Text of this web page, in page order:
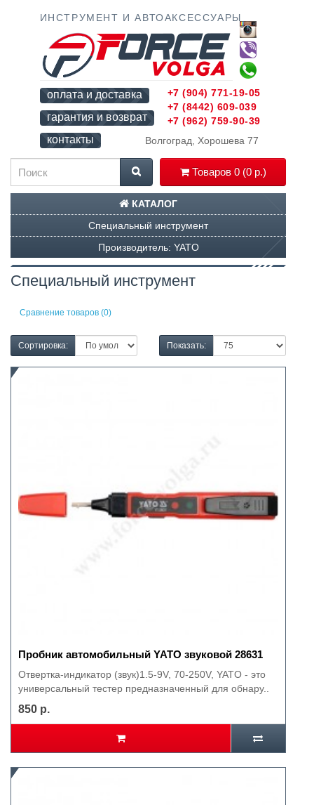
ИНСТРУМЕНТ И АВТОАКСЕССУАРЫ
оплата и доставка
гарантия и возврат
контакты
Волгоград, Хорошева 77
Товаров 0 (0 р.)
+7 (904) 771-19-05
+7 (8442) 609-039
+7 (962) 759-90-39
КАТАЛОГ
Специальный инструмент
Производитель: YATO
Специальный инструмент
Сравнение товаров (0)
Сортировка: Показать:
Пробник автомобильный YATO звуковой 28631
Отвертка-индикатор (звук)1.5-9V, 70-250V, YATO - это
универсальный тестер предназначенный для обнару..
850 р.